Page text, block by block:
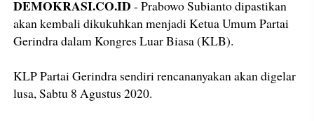
DEMOKRASI.CO.ID - Prabowo Subianto dipastikan
akan kembali dikukuhkan menjadi Ketua Umum Partai
Gerindra dalam Kongres Luar Biasa (KLB).
KLP Partai Gerindra sendiri rencananyakan akan digelar
lusa, Sabtu 8 Agustus 2020.